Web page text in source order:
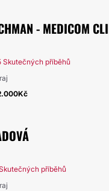
- MEDICOM
Skutečných příběhů
příběhů